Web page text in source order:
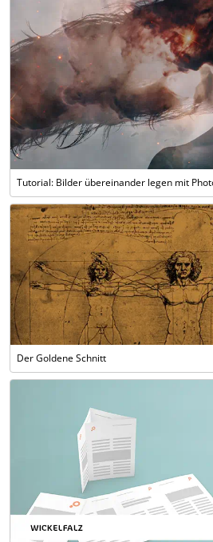
Tutorial: Bilder übereinander legen mit
Der Goldene Schnitt